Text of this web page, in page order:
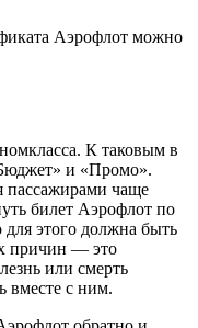
Аэрофлот можно
К таковым в
и «Промо».
пассажирами чаще
билет Аэрофлот по
этого должна быть
причин — это
или смерть
вместе с ним.